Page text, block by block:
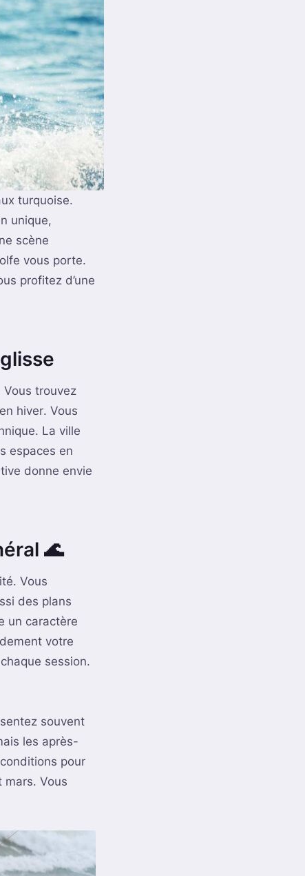
turquoise.
unique,
scène
vous porte.
profitez d’une
trouvez
hiver. Vous
La ville
espaces en
donne envie
🌊
Vous
des plans
un caractère
votre
session.
souvent
les après-
pour
mars. Vous